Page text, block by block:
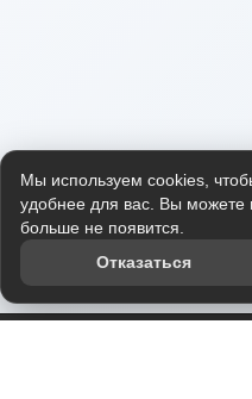
Мы используем cookies,
удобнее для вас. Вы можете
больше не появится.
Отказаться